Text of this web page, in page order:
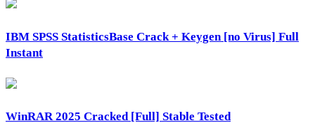
IBM SPSS StatisticsBase Crack + Keygen [no Virus] Full
Instant
WinRAR 2025 Cracked [Full] Stable Tested